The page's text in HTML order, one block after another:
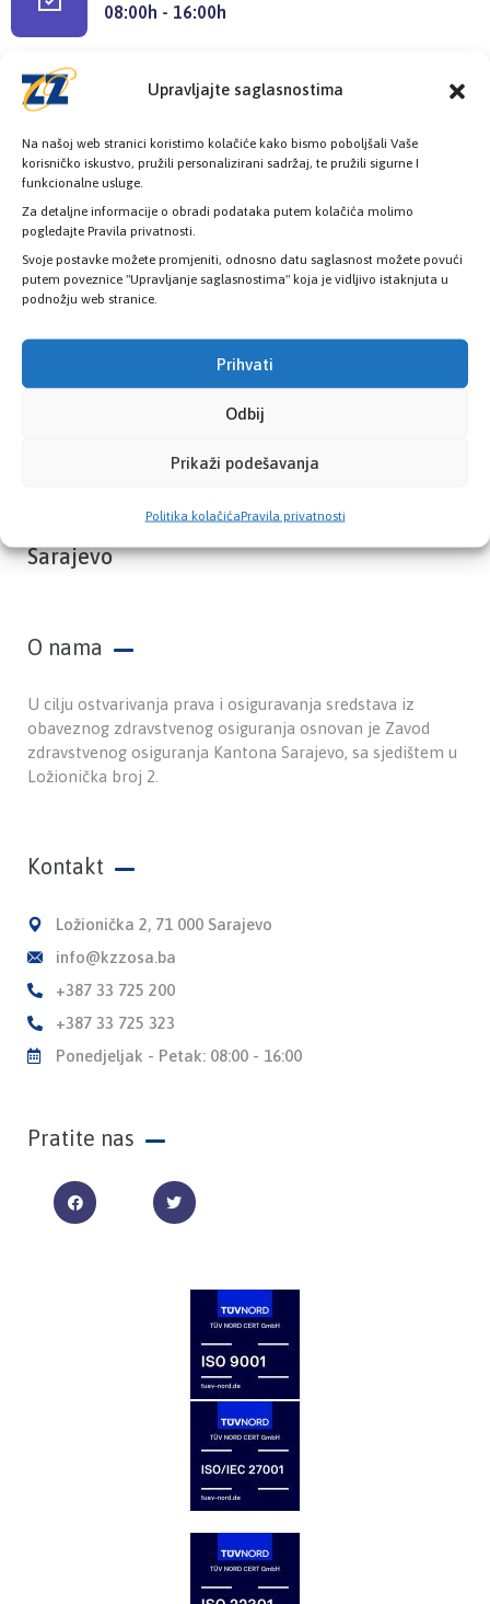
Upravljajte saglasnostima
Na našoj web stranici koristimo kolačiće kako bismo poboljšali Vaše
korisničko iskustvo, pružili personalizirani sadržaj, te pružili sigurne I
funkcionalne usluge.
Za detaljne informacije o obradi podataka putem kolačića molimo
pogledajte Pravila privatnosti.
Svoje postavke možete promjeniti, odnosno datu saglasnost možete povući
putem poveznice "Upravljanje saglasnostima" koja je vidljivo istaknjuta u
podnožju web stranice.
Prihvati
Odbij
Prikaži podešavanja
Politika kolačićaPravila privatnosti
08:00h - 16:00h
Provjerite status vaše elektronske
zdravstvene kartice
PROVJERITE STATUS
Zavod zdravstvenog osiguranja Kantona
Sarajevo
O nama
U cilju ostvarivanja prava i osiguravanja sredstava iz
obaveznog zdravstvenog osiguranja osnovan je Zavod
zdravstvenog osiguranja Kantona Sarajevo, sa sjedištem u
Ložionička broj 2.
Kontakt
Ložionička 2, 71 000 Sarajevo
info@kzzosa.ba
+387 33 725 200
+387 33 725 323
Ponedjeljak - Petak: 08:00 - 16:00
Pratite nas